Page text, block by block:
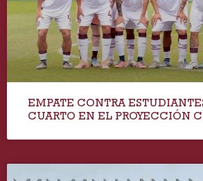
EMPATE CONTRA
CUARTO EN EL PROYECCIÓN